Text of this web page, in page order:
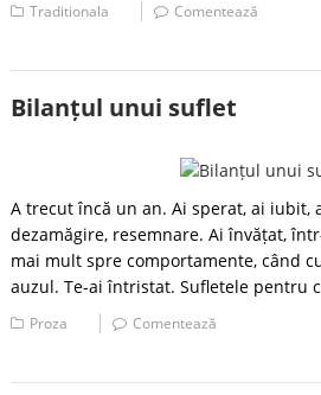
Traditionala Comentează
Bilanțul unui suflet
A trecut încă un an. Ai sperat, ai
dezamăgire, resemnare. Ai învățat,
mai mult spre comportamente, când
auzul. Te-ai întristat. Sufletele pentru
Proza Comentează